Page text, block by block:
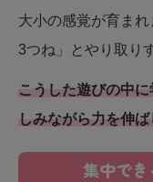
大小の感覚が育ま
3つね」とやり取り
こうした遊びの中
しみながら力を伸ば
集中でき